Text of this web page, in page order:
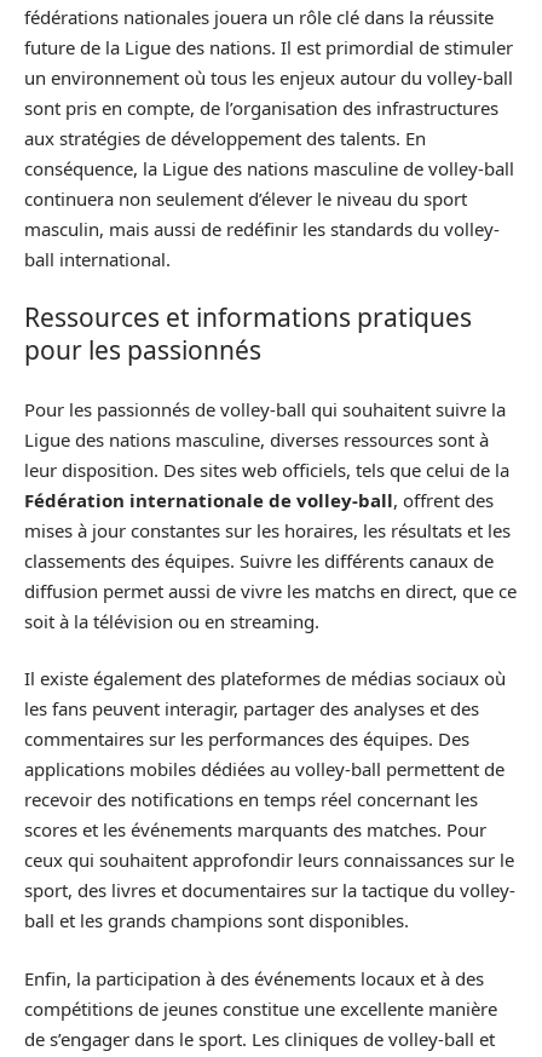
fédérations nationales jouera un rôle clé dans la réussite
future de la Ligue des nations. Il est primordial de stimuler
un environnement où tous les enjeux autour du volley-ball
sont pris en compte, de l’organisation des infrastructures
aux stratégies de développement des talents. En
conséquence, la Ligue des nations masculine de volley-ball
continuera non seulement d’élever le niveau du sport
masculin, mais aussi de redéfinir les standards du volley-
ball international.
Ressources et informations pratiques
pour les passionnés
Pour les passionnés de volley-ball qui souhaitent suivre la
Ligue des nations masculine, diverses ressources sont à
leur disposition. Des sites web officiels, tels que celui de la
Fédération internationale de volley-ball, offrent des
mises à jour constantes sur les horaires, les résultats et les
classements des équipes. Suivre les différents canaux de
diffusion permet aussi de vivre les matchs en direct, que ce
soit à la télévision ou en streaming.
Il existe également des plateformes de médias sociaux où
les fans peuvent interagir, partager des analyses et des
commentaires sur les performances des équipes. Des
applications mobiles dédiées au volley-ball permettent de
recevoir des notifications en temps réel concernant les
scores et les événements marquants des matches. Pour
ceux qui souhaitent approfondir leurs connaissances sur le
sport, des livres et documentaires sur la tactique du volley-
ball et les grands champions sont disponibles.
Enfin, la participation à des événements locaux et à des
compétitions de jeunes constitue une excellente manière
de s’engager dans le sport. Les cliniques de volley-ball et